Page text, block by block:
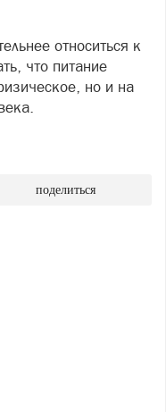
относиться к
что питание
но и на
поделиться